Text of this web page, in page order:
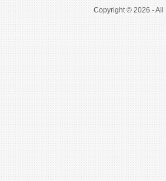
Copyright © 2026 - All